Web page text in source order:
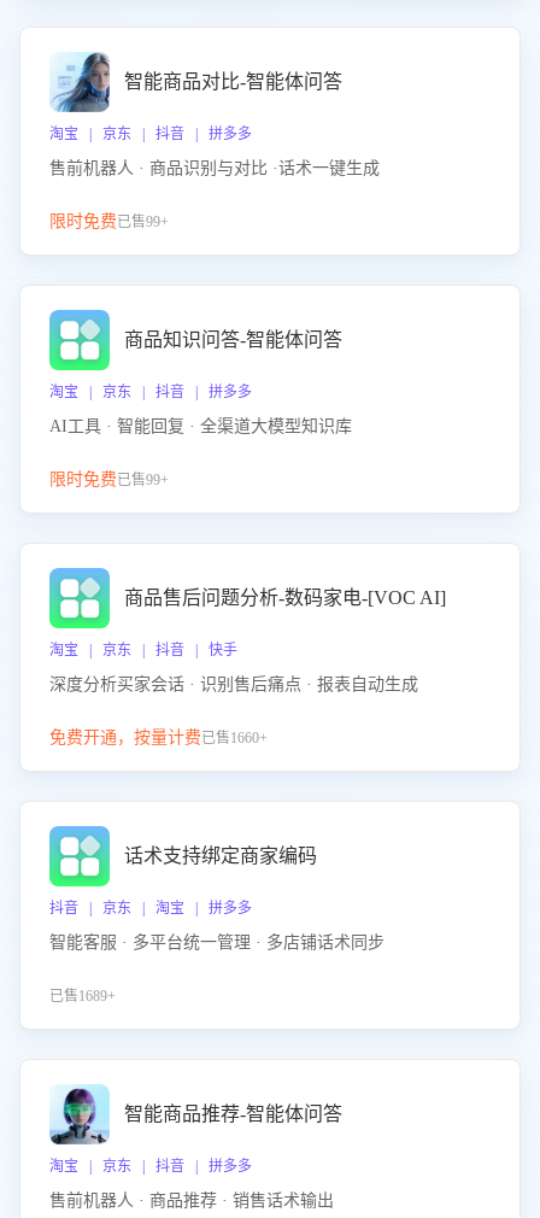
智能商品对比-智能体问答
淘宝 | 京东 | 抖音 | 拼多多
售前机器人 · 商品识别与对比 ·话术一键生成
限时免费已售99+
商品知识问答-智能体问答
淘宝 | 京东 | 抖音 | 拼多多
AI工具 · 智能回复 · 全渠道大模型知识库
限时免费已售99+
商品售后问题分析-数码家电-[VOC AI]
淘宝 | 京东 | 抖音 | 快手
深度分析买家会话 · 识别售后痛点 · 报表自动生成
免费开通，按量计费已售1660+
话术支持绑定商家编码
抖音 | 京东 | 淘宝 | 拼多多
智能客服 · 多平台统一管理 · 多店铺话术同步
已售1689+
智能商品推荐-智能体问答
淘宝 | 京东 | 抖音 | 拼多多
售前机器人 · 商品推荐 · 销售话术输出